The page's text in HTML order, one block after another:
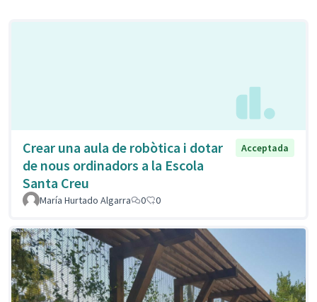
Crear una aula de robòtica i dotar
de nous ordinadors a la Escola
Santa Creu
Acceptada
María Hurtado Algarra 0 0